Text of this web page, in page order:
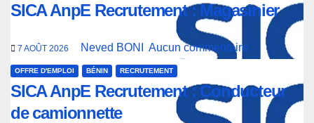
SICA AnpE Recrutement : Magasinier
7 AOÛT 2026 Neved BONI Aucun commentaire
OFFRE D'EMPLOI BÉNIN RECRUTEMENT
SICA AnpE Recrutement : Conducteur
de camionnette